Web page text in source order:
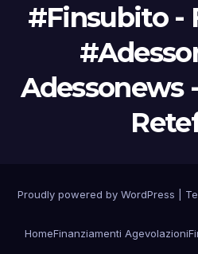
#Finsubito -
Adessonews
Proudly powered by WordPress
HomeFinanziamenti Agevolazioni